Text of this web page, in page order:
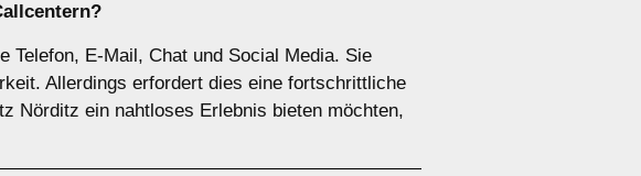
?
Telefon, E-Mail, Chat und Social Media. Sie
Allerdings erfordert dies eine fortschrittliche
Nörditz ein nahtloses Erlebnis bieten möchten,